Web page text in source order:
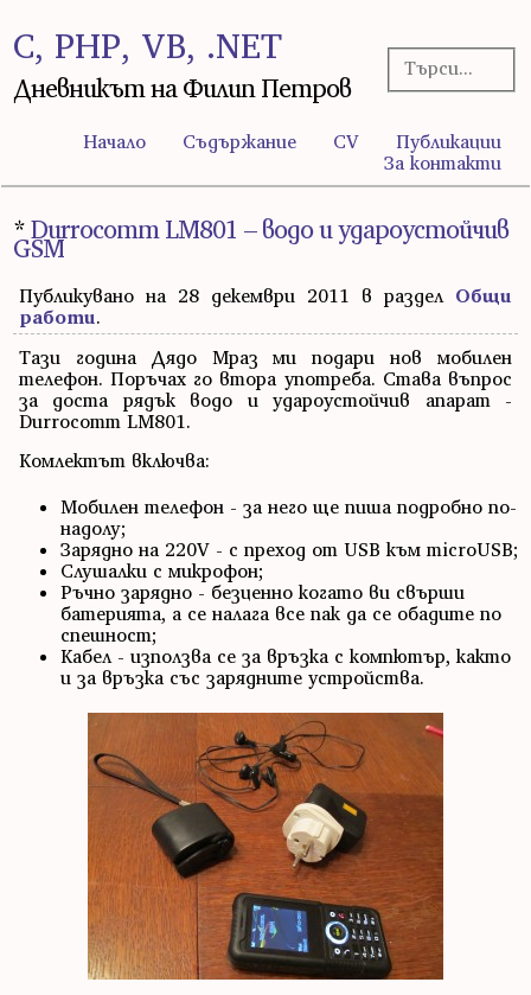
C, PHP, VB, .NET
Дневникът на Филип Петров
Начало Съдържание CV
Публикации
За контакти
*Durrocomm LM801 – водо и удароустойчив
GSM
Публикувано на 28 декември 2011 в раздел Общи
работи.
Тази година Дядо Мраз ми подари нов мобилен
телефон. Поръчах го втора употреба. Става въпрос
за доста рядък водо и удароустойчив апарат -
Durrocomm LM801.
Комлектът включва:
Мобилен телефон - за него ще пиша подробно по-
надолу;
Зарядно на 220V - с преход от USB към microUSB;
Слушалки с микрофон;
Ръчно зарядно - безценно когато ви свърши
батерията, а се налага все пак да се обадите по
спешност;
Кабел - използва се за връзка с компютър, както
и за връзка със зарядните устройства.